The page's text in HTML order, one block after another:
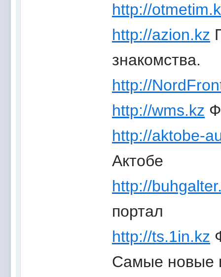
http://
http://azion.kz
знакомства.
http://
http://wms.kz
http://aktobe-
Актобе
http://
портал
http://ts.1in.kz
Самые новые